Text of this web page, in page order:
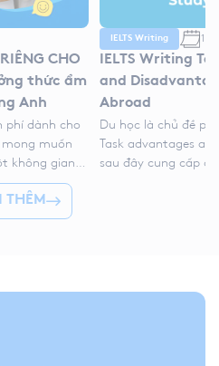
CHO
thức ẩm
Anh
phí dành cho
muốn
không gian
tương
mang món
bè thưởng
IELTS Writing 11/
IELTS Writing
and
Abroad
Du học là chủ đề
Task advantages
sau đây cung cấp
THÊM